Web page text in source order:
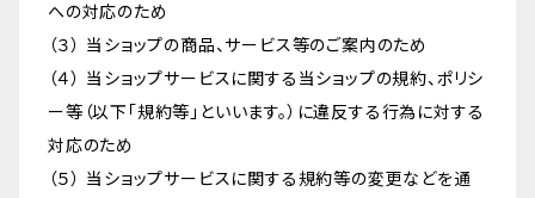
への対応のため
（３） 当ショップの商品、サービス等のご案内のため
（４） 当ショップサービスに関する当ショップの規約、ポリシ
ー等（以下「規約等」といいます。）に違反する行為に対する
対応のため
（５） 当ショップサービスに関する規約等の変更などを通